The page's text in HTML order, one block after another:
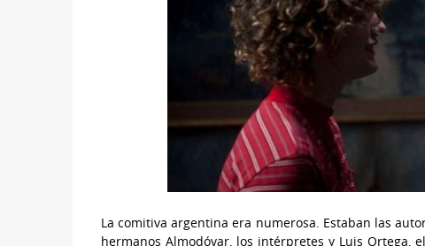
La comitiva argentina era numerosa. Estaban las
hermanos Almodóvar, los intérpretes y Luis Ortega,